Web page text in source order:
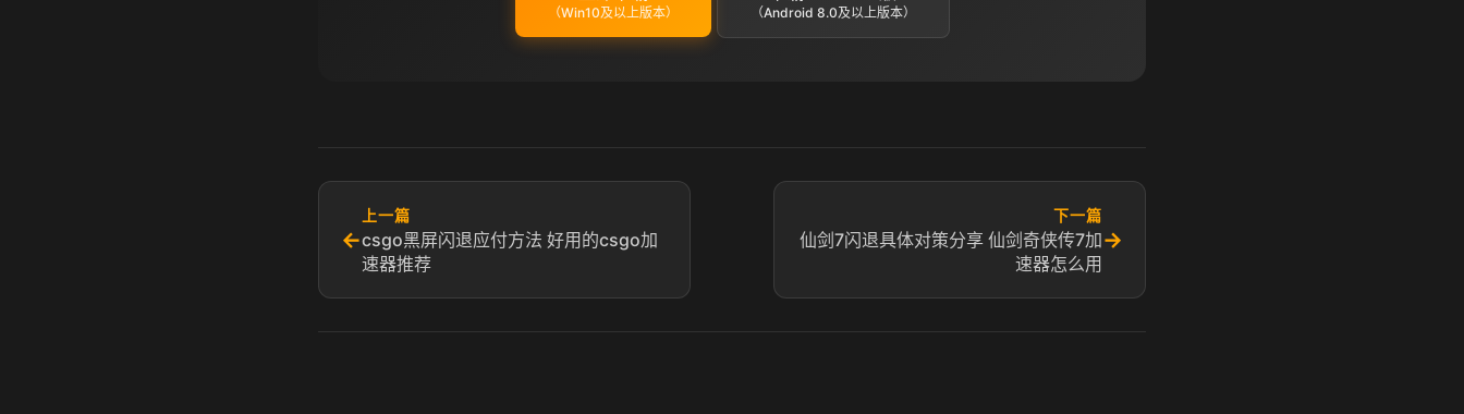
（Win10及以上版本） （Android 8.0及以上版本）
←
上一篇
csgo黑屏闪退应付方法 好用的csgo加
速器推荐
下一篇
仙剑7闪退具体对策分享 仙剑奇侠传7加
速器怎么用
→